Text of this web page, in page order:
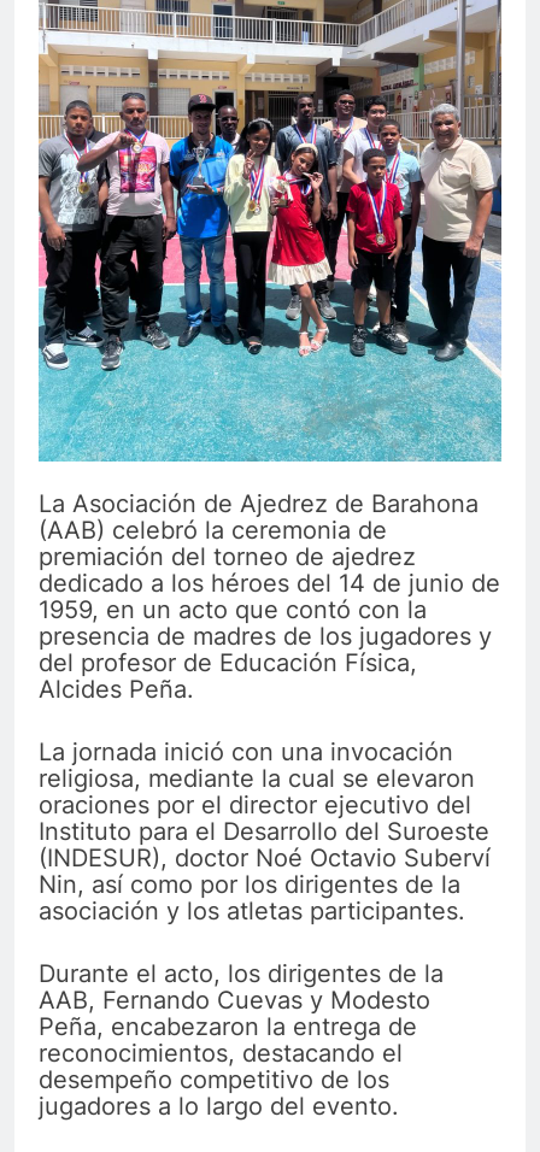
La Asociación de Ajedrez de Barahona
(AAB) celebró la ceremonia de
premiación del torneo de ajedrez
dedicado a los héroes del 14 de junio de
1959, en un acto que contó con la
presencia de madres de los jugadores y
del profesor de Educación Física,
Alcides Peña.
La jornada inició con una invocación
religiosa, mediante la cual se elevaron
oraciones por el director ejecutivo del
Instituto para el Desarrollo del Suroeste
(INDESUR), doctor Noé Octavio Suberví
Nin, así como por los dirigentes de la
asociación y los atletas participantes.
Durante el acto, los dirigentes de la
AAB, Fernando Cuevas y Modesto
Peña, encabezaron la entrega de
reconocimientos, destacando el
desempeño competitivo de los
jugadores a lo largo del evento.